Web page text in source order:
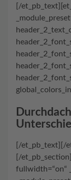
[/
[/et_pb_text][/
[/
fullwidth=“on“